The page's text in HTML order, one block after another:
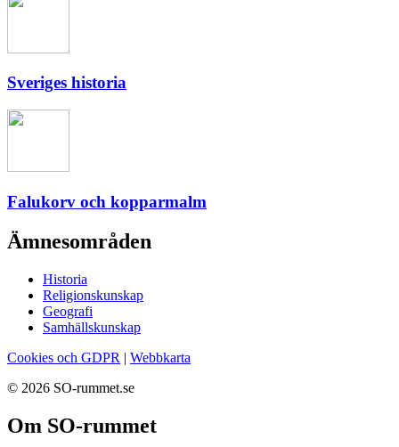
Sveriges historia
Falukorv och kopparmalm
Ämnesområden
Historia
Religionskunskap
Geografi
Samhällskunskap
Cookies och GDPR | Webbkarta
© 2026 SO-rummet.se
Om SO-rummet